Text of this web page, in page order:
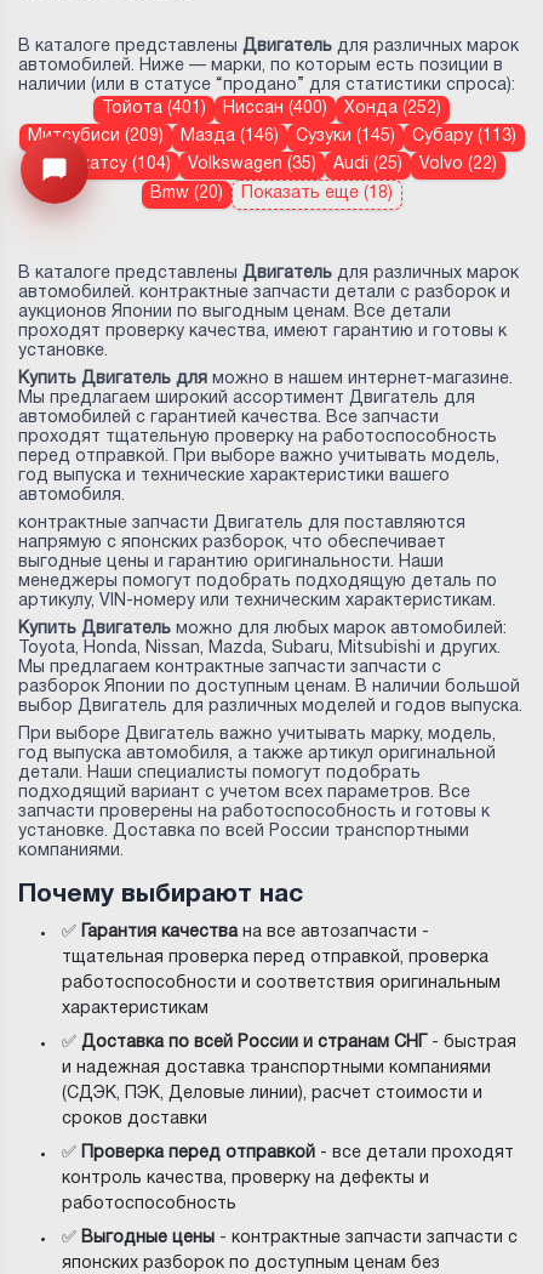
Открыть меню
В каталоге представлены Двигатель для различных марок
автомобилей. Ниже — марки, по которым есть позиции в
наличии (или в статусе “продано” для статистики спроса):
Тойота (401)
Ниссан (400)
Хонда (252)
Митсубиси (209)
Мазда (146) Сузуки (145)
Субару (113)
Дайхатсу (104)
Volkswagen (35) Audi (25)
Volvo (22)
Bmw (20)
Показать еще (18)
В каталоге представлены Двигатель для различных марок
автомобилей. контрактные запчасти детали с разборок и
аукционов Японии по выгодным ценам. Все детали
проходят проверку качества, имеют гарантию и готовы к
установке.
Купить Двигатель для
можно в нашем интернет-магазине.
Мы предлагаем широкий ассортимент Двигатель для
автомобилей с гарантией качества. Все запчасти
проходят тщательную проверку на работоспособность
перед отправкой. При выборе важно учитывать модель,
год выпуска и технические характеристики вашего
автомобиля.
контрактные запчасти Двигатель для
поставляются
напрямую с японских разборок, что обеспечивает
выгодные цены и гарантию оригинальности. Наши
менеджеры помогут подобрать подходящую деталь по
артикулу, VIN-номеру или техническим характеристикам.
Купить Двигатель можно для любых марок автомобилей:
Toyota, Honda, Nissan, Mazda, Subaru, Mitsubishi и других.
Мы предлагаем контрактные запчасти запчасти с
разборок Японии по доступным ценам. В наличии большой
выбор Двигатель для различных моделей и годов выпуска.
При выборе Двигатель важно учитывать марку, модель,
год выпуска автомобиля, а также артикул оригинальной
детали. Наши специалисты помогут подобрать
подходящий вариант с учетом всех параметров. Все
запчасти проверены на работоспособность и готовы к
установке. Доставка по всей России транспортными
компаниями.
Почему выбирают нас
✅ Гарантия качествана все автозапчасти -
тщательная проверка перед отправкой, проверка
работоспособности и соответствия оригинальным
характеристикам
✅Доставка по всей России и странам СНГ
- быстрая
и надежная доставка транспортными компаниями
(СДЭК, ПЭК, Деловые линии), расчет стоимости и
сроков доставки
✅ Проверка перед отправкой - все детали проходят
контроль качества, проверку на дефекты и
работоспособность
✅ Выгодные цены - контрактные запчасти запчасти с
японских разборок по доступным ценам без